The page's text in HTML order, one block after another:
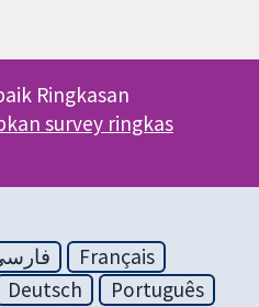
Ringkasan
survey ringkas
Français
Deutsch
Português